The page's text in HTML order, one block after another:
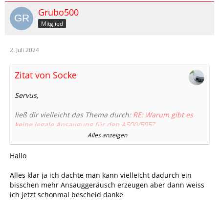
Grubo500
Mitglied
2. Juli 2024
Zitat von Socke
Servus,
ließ dir vielleicht das Thema durch: RE: Warum gibt es
keine legale Ansaugung für den A500/595?
kurzum, es gibt keine legale Ansaugung und eigentlich
bringen alle die man kaufen kann nicht wirklich etwas.
tunern gelesen zu haben, dass man damit nicht wirklich
mehrleistung erzielen konnte.
Alles anzeigen
Hallo
Alles klar ja ich dachte man kann vielleicht dadurch ein
bisschen mehr Ansauggeräusch erzeugen aber dann weiss
ich jetzt schonmal bescheid danke